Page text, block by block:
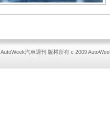
AutoWeek汽車週刊 版權所有 c 2009